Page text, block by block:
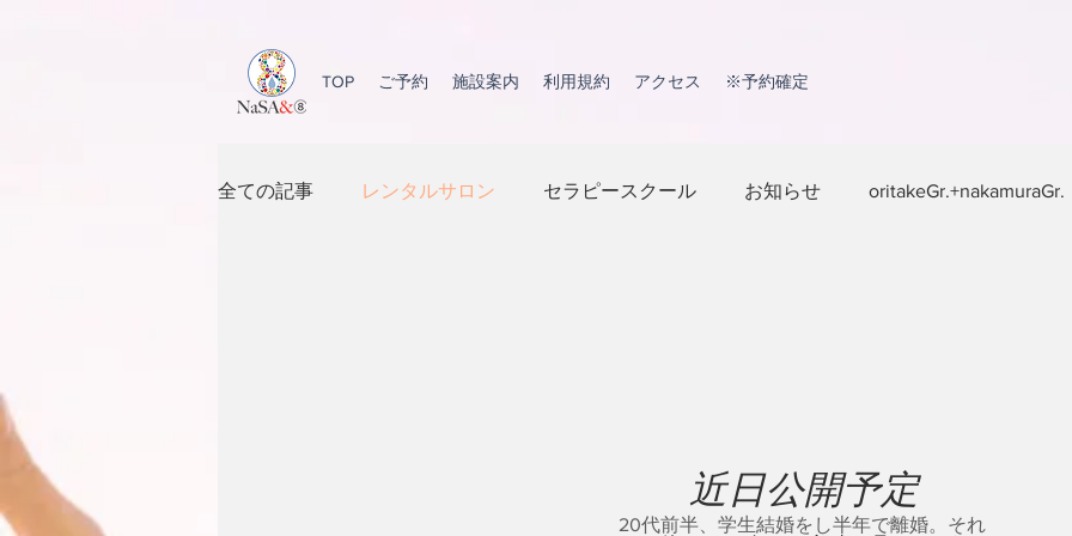
TOP ご予約 施設案内 利用規約 アクセス ※予約確定
全ての記事 レンタルサロン セラピースクール お知らせ oritakeGr.+nakamuraGr.
近日公開予定
20代前半、学生結婚をし半年で離婚。それ